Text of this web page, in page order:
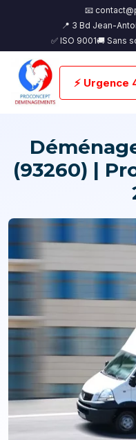
📧
📍 3 Bd Jean-
✅ ISO 9001🚚 Sans
⚡ Urgence
(93260) |